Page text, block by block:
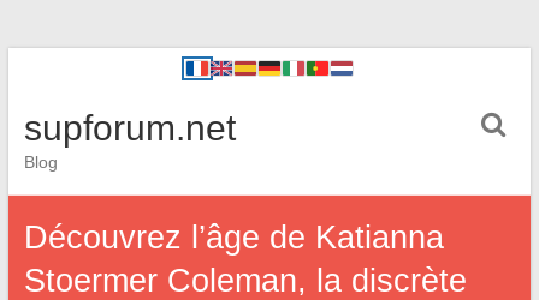
supforum.net
Blog
Découvrez l’âge de Katianna
Stoermer Coleman, la discrète